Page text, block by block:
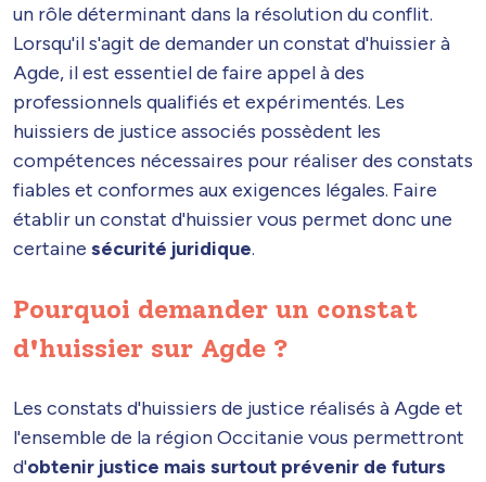
un rôle déterminant dans la résolution du conflit.
Lorsqu'il s'agit de demander un constat d'huissier à
Agde, il est essentiel de faire appel à des
professionnels qualifiés et expérimentés. Les
huissiers de justice associés possèdent les
compétences nécessaires pour réaliser des constats
fiables et conformes aux exigences légales. Faire
établir un constat d'huissier vous permet donc une
certaine sécurité juridique.
Pourquoi demander un constat
d'huissier sur Agde ?
Les constats d'huissiers de justice réalisés à Agde et
l'ensemble de la région Occitanie vous permettront
d'obtenir justice mais surtout prévenir de futurs